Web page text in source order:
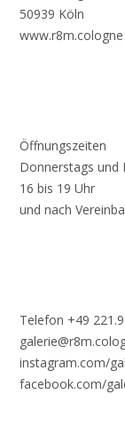
50939 Köln
www.r8m.cologne
Öffnungszeiten
Donnerstags und
16 bis 19 Uhr
und nach
Telefon +49
instagram.com/
facebook.com/